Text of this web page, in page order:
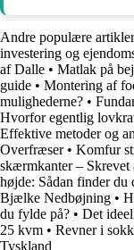
Andre populære
investering og
af Dalle • Matlak på
guide • Montering af
mulighederne? •
Hvorfor egentlig
Effektive metoder og
Overfræser• Komfur
skærmkanter – Skrevet
højde: Sådan finder du
Bjælke Nedbøjning •
du fylde på? • Det
25 kvm • Revner i
Tyskland